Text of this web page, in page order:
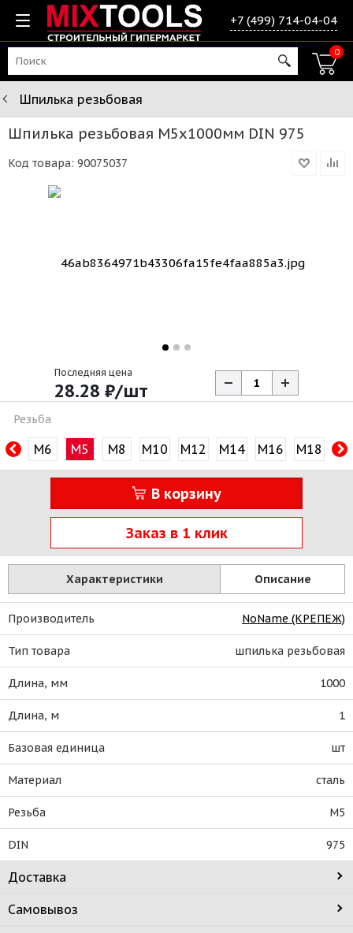
+7 (499) 714-04-04
0
Шпилька резьбовая
Шпилька резьбовая М5х1000мм DIN 975
Код товара: 90075037
Последняя цена
28.28 ₽/шт
Резьба
M6 М5 М8 М10 М12 М14 М16 М18
В корзину
Заказ в 1 клик
Характеристики Описание
Производитель NoName (КРЕПЕЖ)
Тип товара шпилька резьбовая
Длина, мм 1000
Длина, м 1
Базовая единица шт
Материал сталь
Резьба М5
DIN 975
Доставка
Самовывоз